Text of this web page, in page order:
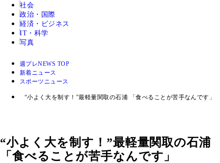
社会
政治・国際
経済・ビジネス
IT・科学
写真
週プレNEWS TOP
新着ニュース
スポーツニュース
“小よく大を制す！”最軽量関取の石浦 「食べることが苦手なんです」
“小よく大を制す！”最軽量関取の石浦
「食べることが苦手なんです」